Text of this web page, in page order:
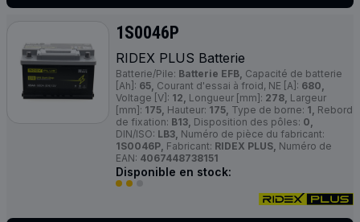
1S0046P
RIDEX PLUS Batterie
Batterie/Pile: Batterie EFB, Capacité de batterie
[Ah]: 65, Courant d'essai à froid, NE [A]: 680,
Voltage [V]: 12, Longueur [mm]: 278, Largeur
[mm]: 175, Hauteur: 175, Type de borne: 1, Rebord
de fixation: B13, Disposition des pôles: 0,
DIN/ISO: LB3, Numéro de pièce du fabricant:
1S0046P, Fabricant: RIDEX PLUS, Numéro de
EAN: 4067448738151
Disponible en stock: